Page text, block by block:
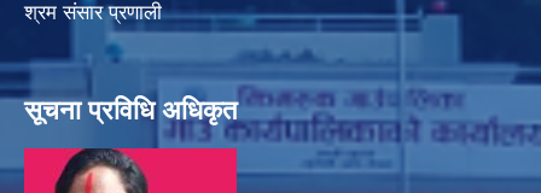
श्रम संसार प्रणाली
सूचना प्रविधि अधिकृत